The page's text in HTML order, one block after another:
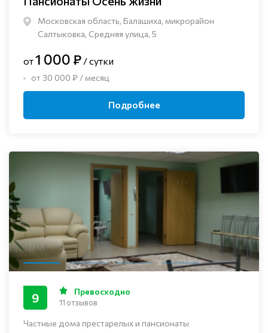
Московская область, Балашиха, микрорайон
Салтыковка, Средняя улица, 5
от1 000 ₽ / сутки
от 30 000 ₽ / месяц
Подробнее
Частные дома престарелых и пансионаты
9 Превосходно
11 отзывов